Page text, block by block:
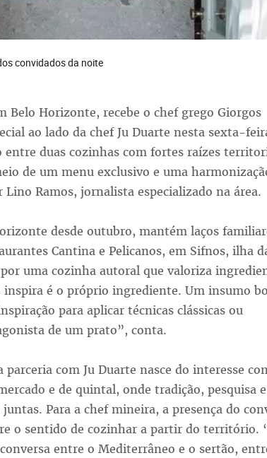
convidados da noite
Belo Horizonte, recebe o chef grego Giorgos
ao lado da chef Ju Duarte nesta sexta-
entre duas cozinhas com fortes raízes
de um menu exclusivo e uma
Ramos, jornalista especializado na área.
desde outubro, mantém laços
Cantina e Pelicanos, em Sifnos, ilha
uma cozinha autoral que valoriza
inspira é o próprio ingrediente. Um insumo
para aplicar técnicas clássicas ou
de um prato”, conta.
com Ju Duarte nasce do interesse
e de quintal, onde tradição, pesquisa e
Para a chef mineira, a presença do
o sentido de cozinhar a partir do território.
entre o Mediterrâneo e o sertão,